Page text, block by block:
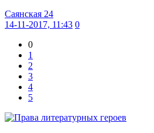
Саянская 24
14-11-2017, 11:43 0
0
1
2
3
4
5